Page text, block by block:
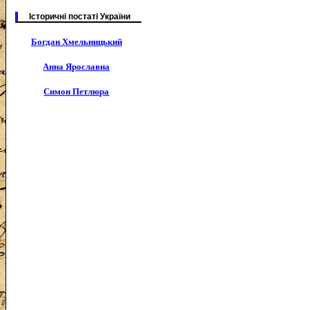
Історичні постаті України
Богдан Хмельницький
Анна Ярославна
Симон Петлюра